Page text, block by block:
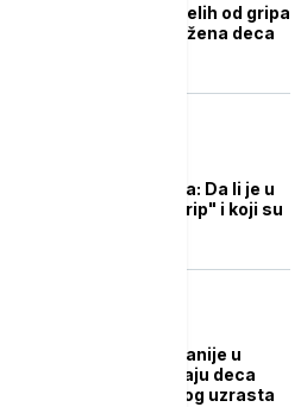
Drastičan porast obolelih od gripa
u Srbiji, posebno ugrožena deca
respiratornih oboljenja: Da li je u
Srbiju stigao "super grip" i koji su
Sezonski grip stigao ranije u
Srbiju: Najviše obolevaju deca
predškolskog i školskog uzrasta